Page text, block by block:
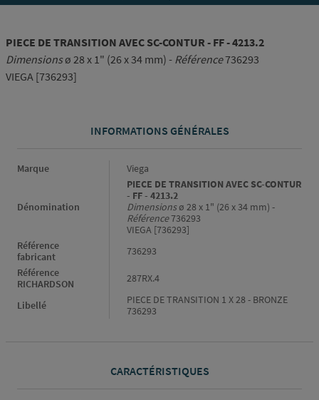
PIECE DE TRANSITION AVEC SC-CONTUR - FF - 4213.2
Dimensions ø 28 x 1" (26 x 34 mm) - Référence736293
VIEGA [736293]
INFORMATIONS GÉNÉRALES
Informations générales
Marque Viega
Dénomination
PIECE DE TRANSITION AVEC SC-CONTUR
- FF - 4213.2
Dimensionsø 28 x 1" (26 x 34 mm) -
Référence736293
VIEGA [736293]
Référence
fabricant
736293
Référence
RICHARDSON
287RX.4
Libellé
PIECE DE TRANSITION 1 X 28 - BRONZE
736293
CARACTÉRISTIQUES